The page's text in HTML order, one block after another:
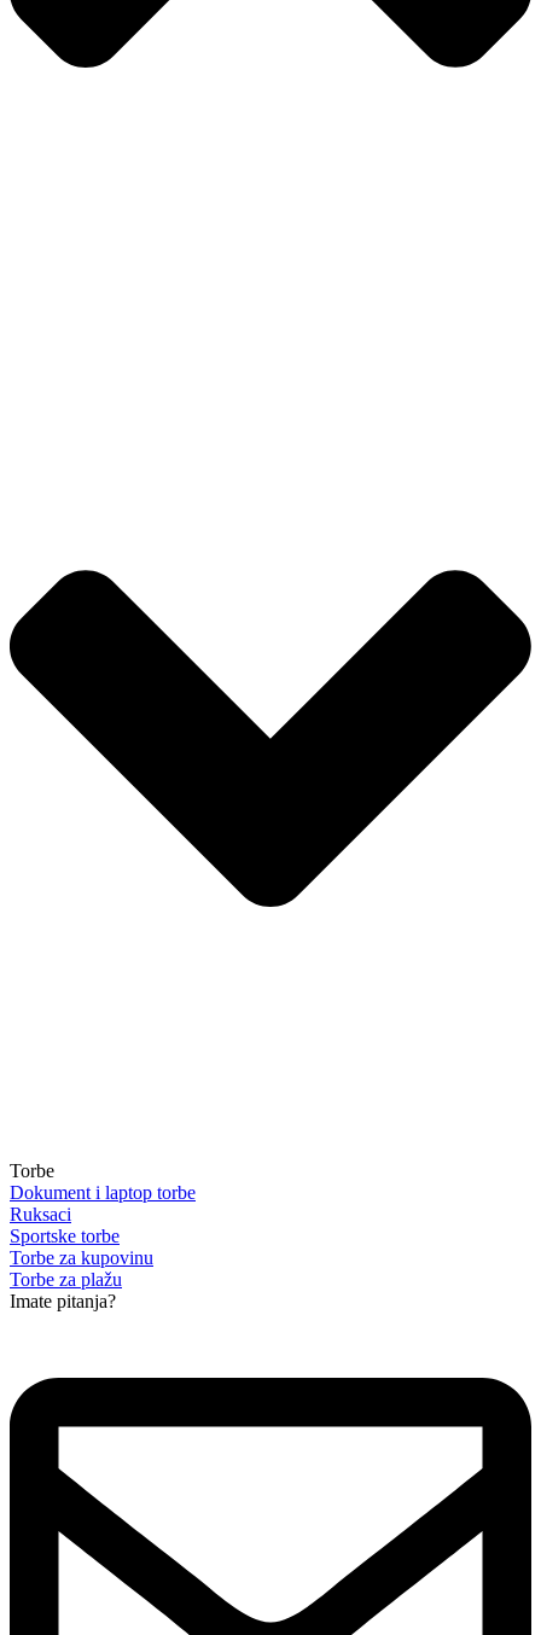
Torbe
Dokument i laptop torbe
Ruksaci
Sportske torbe
Torbe za kupovinu
Torbe za plažu
Imate pitanja?